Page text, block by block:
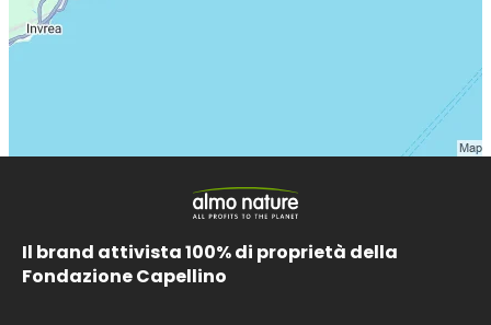
Il brand attivista 100% di proprietà della
Fondazione Capellino